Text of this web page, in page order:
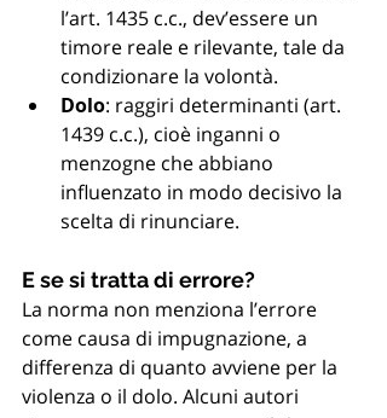
l’art. 1435 c.c., dev’essere un
timore reale e rilevante, tale da
condizionare la volontà.
Dolo: raggiri determinanti (art.
1439 c.c.), cioè inganni o
menzogne che abbiano
influenzato in modo decisivo la
scelta di rinunciare.
E se si tratta di errore?
La norma non menziona l’errore
come causa di impugnazione, a
differenza di quanto avviene per la
violenza o il dolo. Alcuni autori